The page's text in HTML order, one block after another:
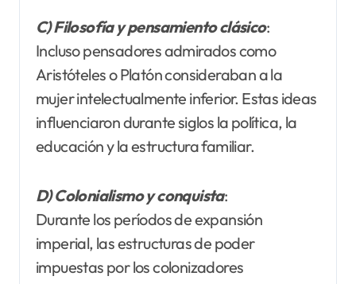
C) Filosofía y pensamiento clásico:
Incluso pensadores admirados como
Aristóteles o Platón consideraban a la
mujer intelectualmente inferior. Estas ideas
influenciaron durante siglos la política, la
educación y la estructura familiar.
D) Colonialismo y conquista:
Durante los períodos de expansión
imperial, las estructuras de poder
impuestas por los colonizadores